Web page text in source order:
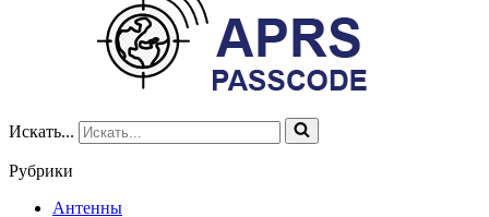
Искать...
Рубрики
Антенны